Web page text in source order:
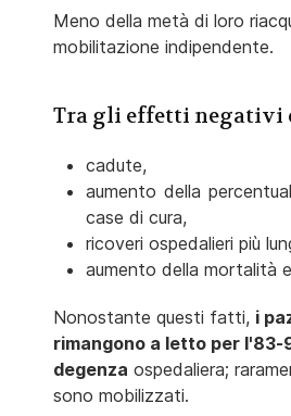
Meno della metà di loro
mobilitazione indipendente.
Tra gli effetti negativi
cadute,
aumento della
case di cura,
ricoveri ospedalieri più
aumento della mortalità
Nonostante questi fatti, i
rimangono a letto per l'83-
degenza ospedaliera;
sono mobilizzati.